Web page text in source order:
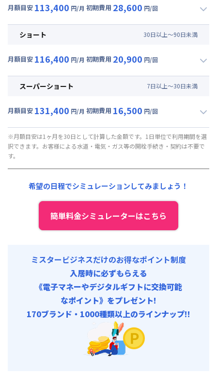
光熱費他 : 24,000円/月 (800円/日) (税抜)
その他費用 :
初期費用
月額目安 113,400 円/月 初期費用 28,600 円/回
月額賃料目安(30日利用)
光熱費他 : 24,000円/月 (800円/日) (税抜)
その他費用 :
初期費用
ショート 30日以上～90日未満
月額目安 116,400 円/月 初期費用 20,900 円/回
月額賃料目安(30日利用)
光熱費他 : 24,000円/月 (800円/日) (税抜)
その他費用 :
管理費: 6,000円/月 (200円/日)
初期費用
スーパーショート 7日以上～30日未満
月額目安 131,400 円/月 初期費用 16,500 円/回
月額賃料目安(30日利用)
賃料 : 90,000円/月 (3,000円/日) (税抜)
光熱費他 :
その他費用 :
6,000円/月 (200円/日)
事務手数料 : 3,000円/回 (税抜)
※月額目安は1ヶ月を30日として計算した金額です。1日単位で利用期間を選
択できます。お客様による水道・電気・ガス等の開栓手続き・契約は不要で
す。
希望の日程でシミュレーションしてみましょう！
簡単料金シミュレーターはこちら
ミスタービジネスだけのお得なポイント制度
入居時に必ずもらえる
《電子マネーやデジタルギフトに交換可能
なポイント》をプレゼント!
170ブランド・1000種類以上のラインナップ!!